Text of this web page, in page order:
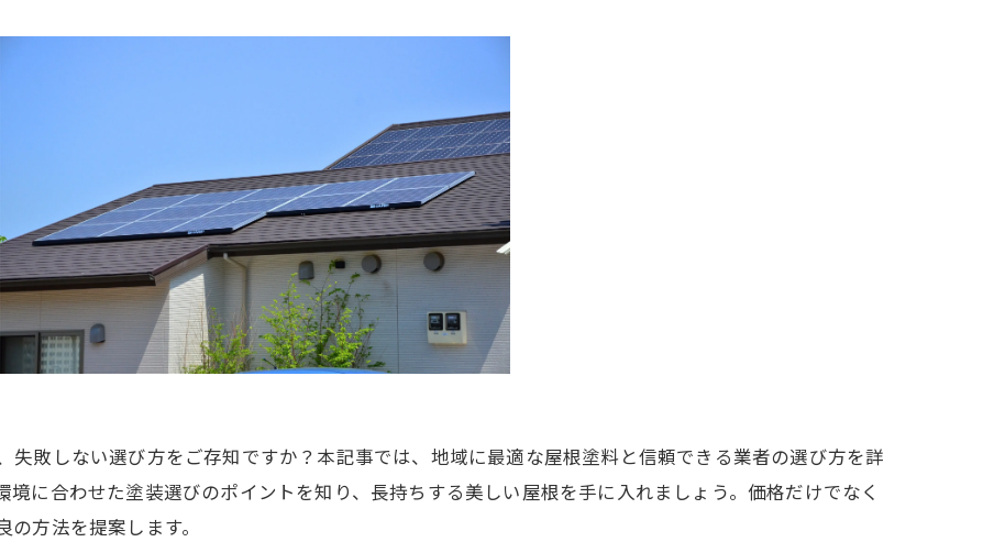
敗しない選び方をご存知ですか？本記事では、地域に最適な屋根塗料と信頼できる業者の選び方を詳
境に合わせた塗装選びのポイントを知り、長持ちする美しい屋根を手に入れましょう。価格だけでなく
方法を提案します。